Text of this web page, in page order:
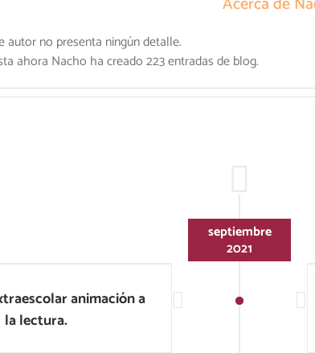
autor no presenta ningún detalle.
ahora Nacho ha creado 223 entradas de blog.
septiembre
2021
animación a
la lectura.